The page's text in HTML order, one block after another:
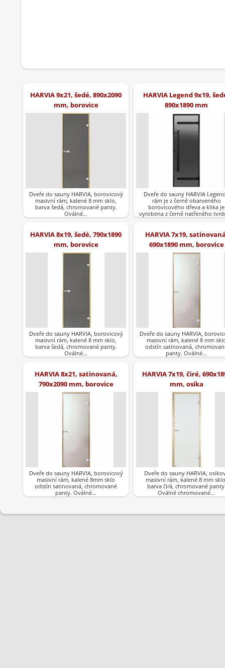
HARVIA 9x21, šedé, 890x2090
mm, borovice
Dveře do sauny HARVIA, borovicový
masivní rám, kalené 8 mm sklo,
barva šedá, chromované panty.
Oválné…
HARVIA Legend 9x19,
890x1890 mm
Dveře do sauny HARVIA
rám je z černě obarveného
borovicového dřeva a klika je
vyrobena z černě natřeného
dřeva.Barva…
HARVIA 8x19, šedé, 790x1890
mm, borovice
Dveře do sauny HARVIA, borovicový
masivní rám, kalené 8 mm sklo,
barva šedá, chromované panty.
Oválné…
HARVIA 7x19,
690x1890 mm, borovice
Dveře do sauny HARVIA,
masivní rám, kalené 8 mm
odstín satinovaná,
panty. Oválné…
HARVIA 8x21, satinovaná,
790x2090 mm, borovice
Dveře do sauny HARVIA, borovicový
masivní rám, kalené 8mm sklo
odstín satinovaná, chromované
panty. Oválné…
HARVIA 7x19, čiré,
mm, osika
Dveře do sauny HARVIA,
masivní rám, kalené 8 mm
barva čirá, chromované
Oválné chromované…